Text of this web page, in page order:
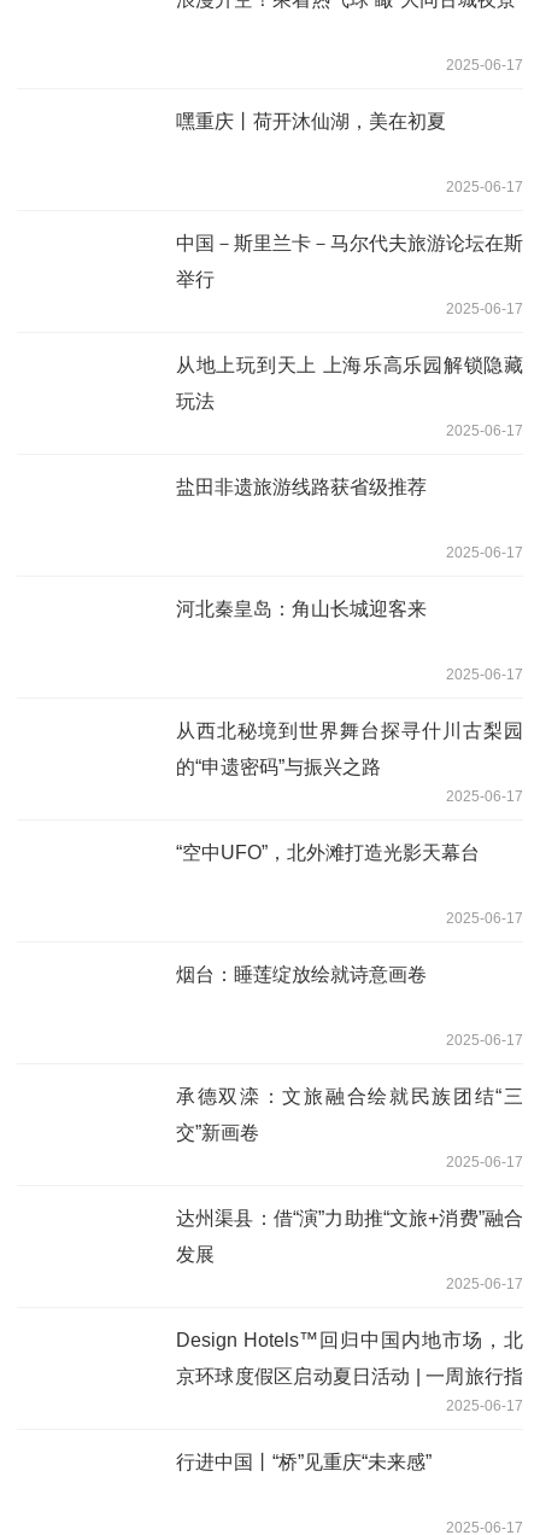
2025-06-17
嘿重庆丨荷开沐仙湖，美在初夏
2025-06-17
中国－斯里兰卡－马尔代夫旅游论坛在斯
举行
2025-06-17
从地上玩到天上 上海乐高乐园解锁隐藏
玩法
2025-06-17
盐田非遗旅游线路获省级推荐
2025-06-17
河北秦皇岛：角山长城迎客来
2025-06-17
从西北秘境到世界舞台探寻什川古梨园
的“申遗密码”与振兴之路
2025-06-17
“空中UFO”，北外滩打造光影天幕台
2025-06-17
烟台：睡莲绽放绘就诗意画卷
2025-06-17
承德双滦：文旅融合绘就民族团结“三
交”新画卷
2025-06-17
达州渠县：借“演”力助推“文旅+消费”融合
发展
2025-06-17
Design Hotels™回归中国内地市场，北
京环球度假区启动夏日活动 | 一周旅行指
2025-06-17
行进中国丨“桥”见重庆“未来感”
2025-06-17